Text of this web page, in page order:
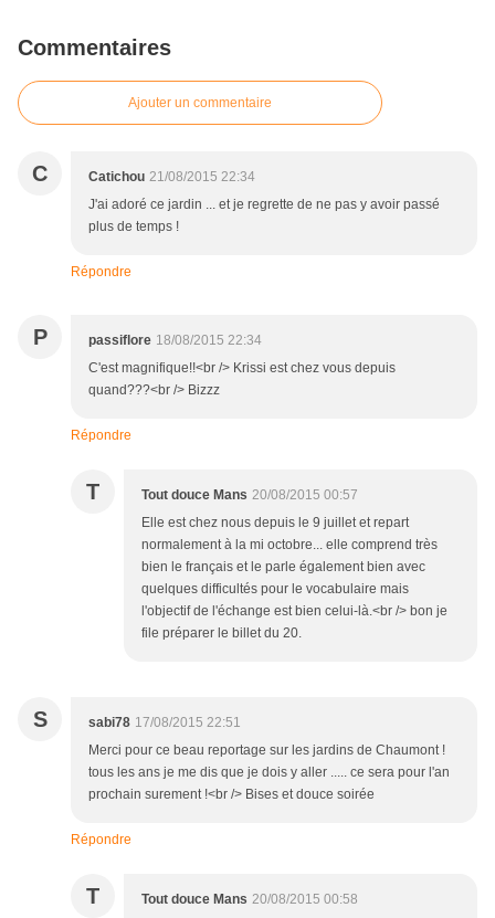
Commentaires
Ajouter un commentaire
C Catichou 21/08/2015 22:34
J'ai adoré ce jardin ... et je regrette de ne pas y avoir passé
plus de temps !
Répondre
P passiflore 18/08/2015 22:34
C'est magnifique!!<br /> Krissi est chez vous depuis
quand???<br /> Bizzz
Répondre
T Tout douce Mans 20/08/2015 00:57
Elle est chez nous depuis le 9 juillet et repart
normalement à la mi octobre... elle comprend très
bien le français et le parle également bien avec
quelques difficultés pour le vocabulaire mais
l'objectif de l'échange est bien celui-là.<br /> bon je
file préparer le billet du 20.
S sabi78 17/08/2015 22:51
Merci pour ce beau reportage sur les jardins de Chaumont !
tous les ans je me dis que je dois y aller ..... ce sera pour l'an
prochain surement !<br /> Bises et douce soirée
Répondre
T Tout douce Mans 20/08/2015 00:58